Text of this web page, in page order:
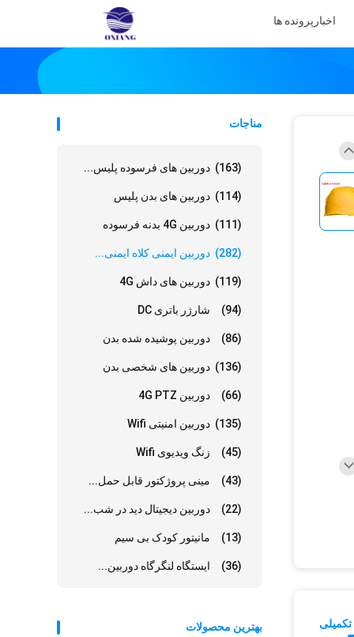
اخبار پرونده ها
مناجات
دوربین های فرسوده پلیس... (163)
دوربین های بدن پلیس (114)
دوربین 4G بدنه فرسوده (111)
دوربین ایمنی کلاه ایمنی... (282)
دوربین های داش 4G (119)
شارژر باتری DC (94)
دوربین پوشیده شده بدن (86)
دوربین های شخصی بدن (136)
دوربین 4G PTZ (66)
دوربین امنیتی Wifi (135)
زنگ ویدیوی Wifi (45)
مینی پروژکتور قابل حمل... (43)
دوربین دیجیتال دید در شب... (22)
مانیتور کودک بی سیم (13)
ایستگاه لنگرگاه دوربین... (36)
بهترین محصولات